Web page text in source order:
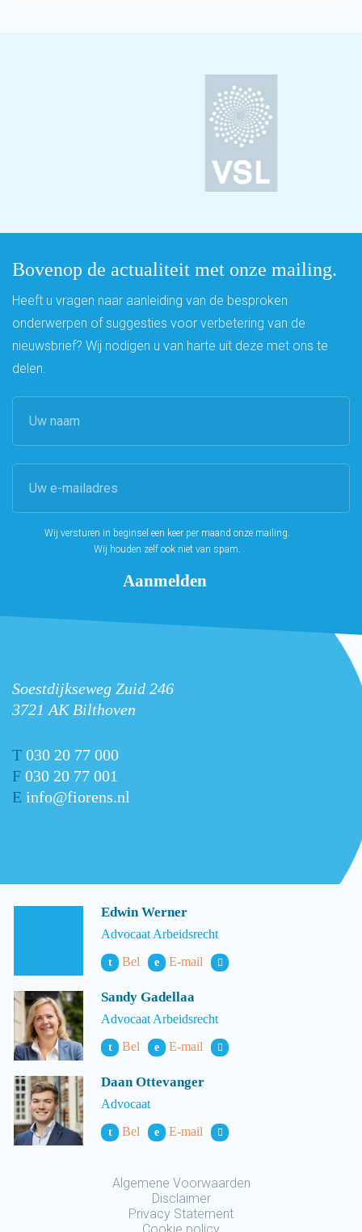
Bovenop de actualiteit met onze mailing.
Heeft u vragen naar aanleiding van de besproken
onderwerpen of suggesties voor verbetering van de
nieuwsbrief? Wij nodigen u van harte uit deze met ons te
delen.
Wij versturen in beginsel een keer per maand onze mailing.
Wij houden zelf ook niet van spam.
Soestdijkseweg Zuid 246
3721 AK Bilthoven
T 030 20 77 000
F 030 20 77 001
E info@fiorens.nl
Edwin Werner
Advocaat Arbeidsrecht
t Bel e E-mail
Sandy Gadellaa
Advocaat Arbeidsrecht
t Bel e E-mail
Daan Ottevanger
Advocaat
t Bel e E-mail
Algemene Voorwaarden
Disclaimer
Privacy Statement
Cookie policy